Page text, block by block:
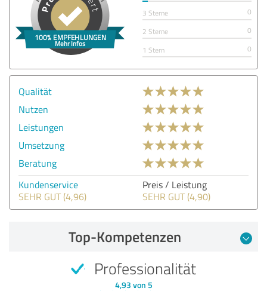
3 Sterne
0
2 Sterne
0
1 Stern
0
Qualität
Nutzen
Leistungen
Umsetzung
Beratung
Kundenservice
SEHR GUT (4,96)
Preis / Leistung
SEHR GUT (4,90)
Top-Kompetenzen
Professionalität
4,93 von 5